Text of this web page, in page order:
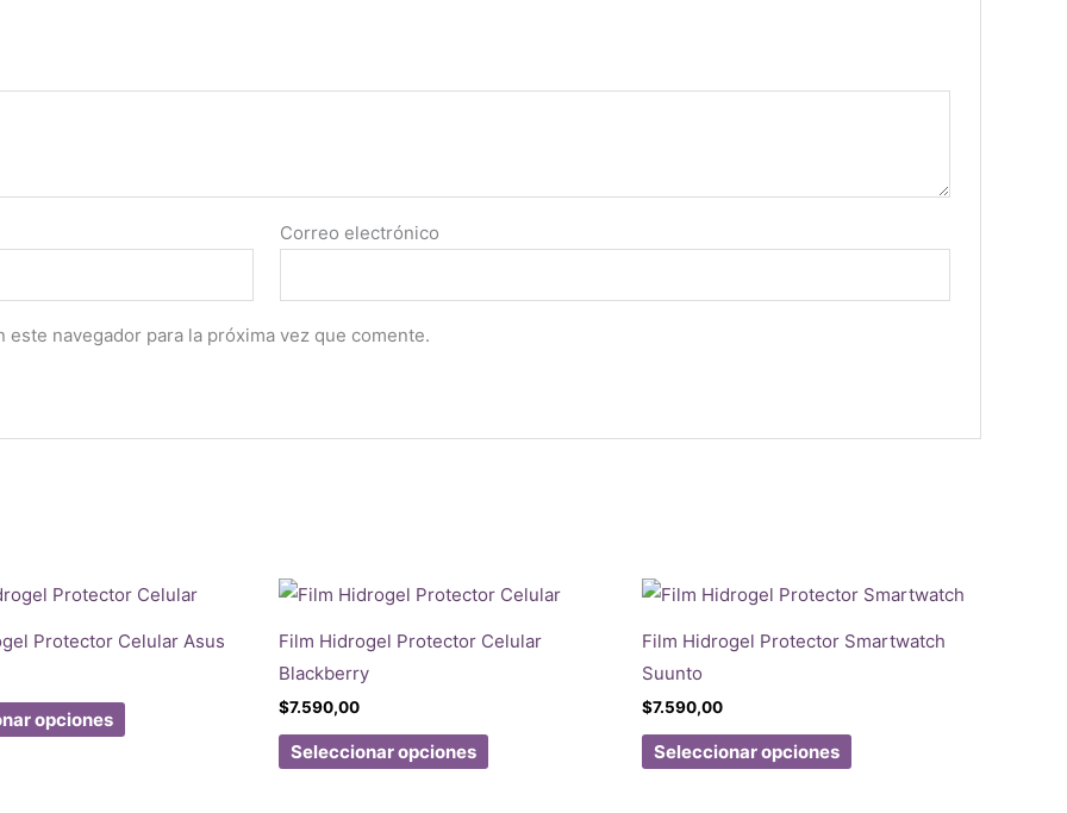
Correo electrónico
navegador para la próxima vez que comente.
Protector Celular Asus
opciones Este
producto
Film Hidrogel Protector Celular
Blackberry
$7.590,00
Seleccionar opciones Este
producto
Film Hidrogel Protector Smartwatch
Suunto
$7.590,00
Seleccionar opciones Este
producto